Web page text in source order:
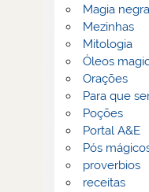
Magia negra
Mezinhas
Mitologia
Óleos
Orações
Para que
Poções
Portal A&E
Pós
proverbios
receitas